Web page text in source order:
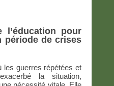
l’éducation pour
période de crises
les guerres répétées et
la situation,